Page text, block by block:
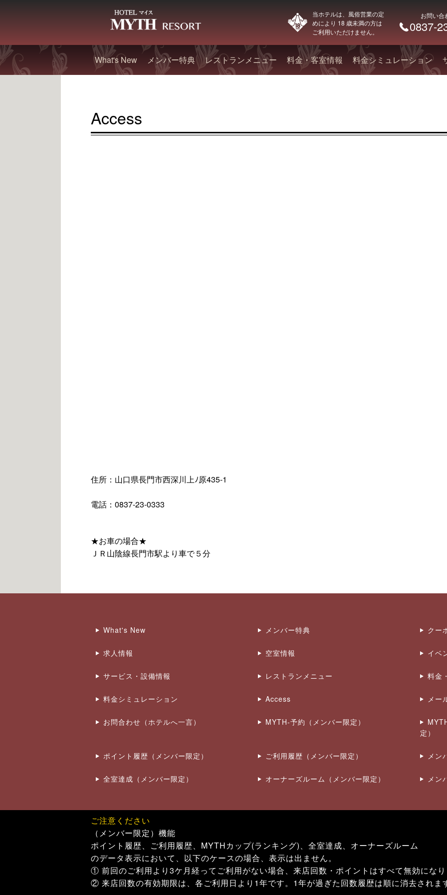
当ホテルは、風俗営業の定
めにより 18 歳未満の方は
ご利用いただけません。
お問い合
0837-
What's New メンバー特典 レストランメニュー 料金・客室情報 料金シミュレーション
Access
住所：山口県長門市西深川上ﾉ原435-1
電話：0837-23-0333
★お車の場合★
ＪＲ山陰線長門市駅より車で５分
What's New メンバー特典 クー
求人情報 空室情報 イベ
サービス・設備情報 レストランメニュー 料金
料金シミュレーション Access メー
お問合わせ（ホテルへ一言） MYTH-予約（メンバー限定）
定）
ポイント履歴（メンバー限定） ご利用履歴（メンバー限定） メン
全室達成（メンバー限定） オーナーズルーム（メンバー限定） メン
ご注意ください
（メンバー限定）機能
ポイント履歴、ご利用履歴、MYTHカップ(ランキング)、全室達成、オーナーズルーム
のデータ表示において、以下のケースの場合、表示は出ません。
① 前回のご利用より3ケ月経ってご利用がない場合、来店回数・ポイントはすべて無効になり
② 来店回数の有効期限は、各ご利用日より1年です。1年が過ぎた回数履歴は順に消去されま